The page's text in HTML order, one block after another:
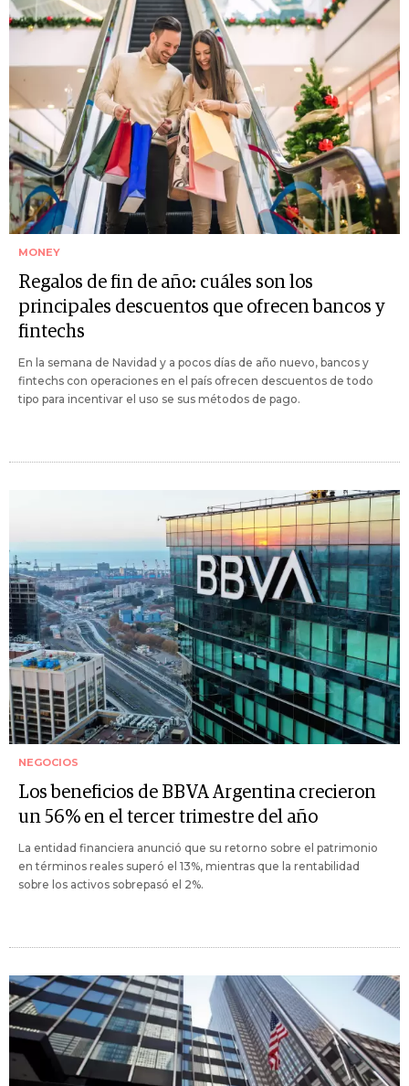
MONEY
Regalos de fin de año: cuáles son los
principales descuentos que ofrecen bancos y
fintechs
En la semana de Navidad y a pocos días de año nuevo, bancos y
fintechs con operaciones en el país ofrecen descuentos de todo
tipo para incentivar el uso se sus métodos de pago.
NEGOCIOS
Los beneficios de BBVA Argentina crecieron
un 56% en el tercer trimestre del año
La entidad financiera anunció que su retorno sobre el patrimonio
en términos reales superó el 13%, mientras que la rentabilidad
sobre los activos sobrepasó el 2%.